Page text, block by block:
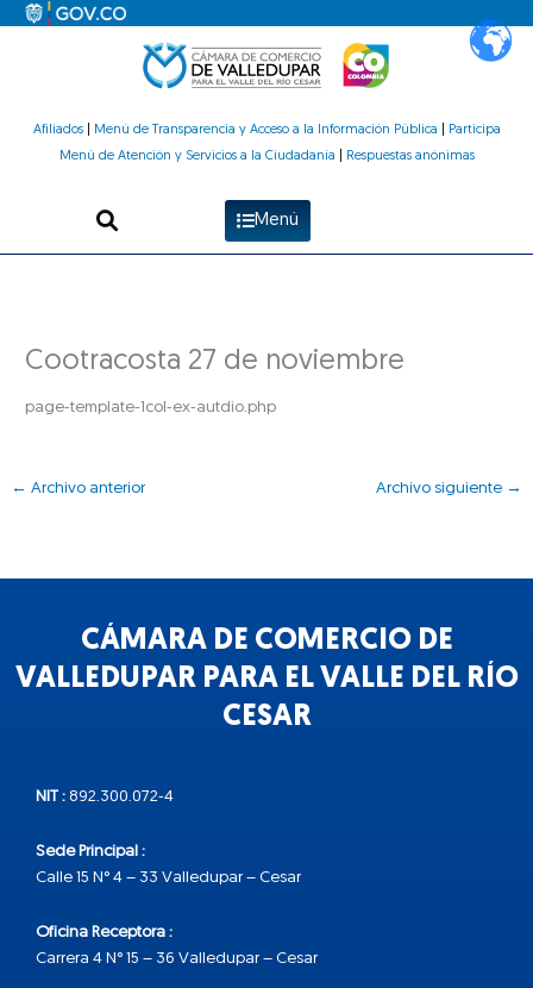
Afiliados| Menú de Transparencia y Acceso a la Información Pública
Participa
Menú de Atención y Servicios a la Ciudadanía
Respuestas anónimas
Menú
Cootracosta 27 de noviembre
page-template-1col-ex-autdio.php
← Archivo anterior Archivo siguiente →
CÁMARA DE COMERCIO DE
VALLEDUPAR PARA EL VALLE DEL RÍO
CESAR
NIT : 892.300.072-4
Sede Principal :
Calle 15 N° 4 – 33 Valledupar – Cesar
Oficina Receptora :
Carrera 4 N° 15 – 36 Valledupar – Cesar